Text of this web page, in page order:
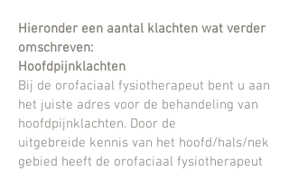
Hieronder een aantal klachten wat verder
omschreven:
Hoofdpijnklachten
Bij de orofaciaal fysiotherapeut bent u aan
het juiste adres voor de behandeling van
hoofdpijnklachten. Door de
uitgebreide kennis van het hoofd/hals/nek
gebied heeft de orofaciaal fysiotherapeut